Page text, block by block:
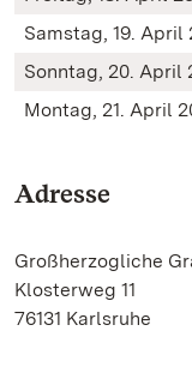
Samstag, 19. April
Sonntag, 20. April
Montag, 21. April
Adresse
Großherzogliche
Klosterweg 11
76131 Karlsruhe